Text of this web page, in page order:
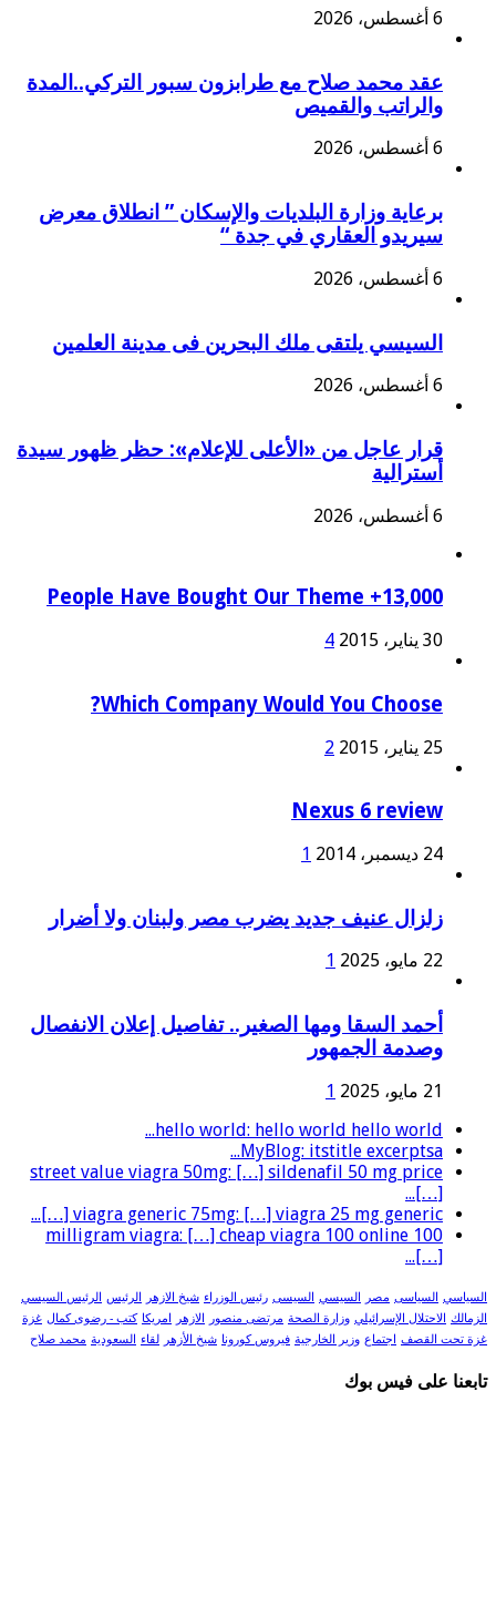
6 أغسطس، 2026
عقد محمد صلاح مع طرابزون سبور التركي..المدة
والراتب والقميص
6 أغسطس، 2026
برعاية وزارة البلديات والإسكان ” انطلاق معرض
سيريدو العقاري في جدة “
6 أغسطس، 2026
السيسي يلتقى ملك البحرين فى مدينة العلمين
6 أغسطس، 2026
قرار عاجل من «الأعلى للإعلام»: حظر ظهور سيدة
أسترالية
6 أغسطس، 2026
13,000+ People Have Bought Our Theme
30 يناير، 2015 4
Which Company Would You Choose?
25 يناير، 2015 2
Nexus 6 review
24 ديسمبر، 2014 1
زلزال عنيف جديد يضرب مصر ولبنان ولا أضرار
22 مايو، 2025 1
أحمد السقا ومها الصغير.. تفاصيل إعلان الانفصال
وصدمة الجمهور
21 مايو، 2025
1
hello world: hello world hello world...
MyBlog: itstitle excerptsa...
street value viagra 50mg: […] sildenafil 50 mg price
[…]...
viagra generic 75mg: […] viagra 25 mg generic […]...
100 milligram viagra: […] cheap viagra 100 online
[…]...
السياسي السياسى مصر السيسي السيسى رئيس الوزراء شيخ الازهر الرئيس الرئيس السيسي
الزمالك الاحتلال الإسرائيلي وزارة الصحة مرتضى منصور الازهر امريكا كتب - رضوى كمال غزة
غزة تحت القصف اجتماع وزير الخارجية فيروس كورونا شيخ الأزهر لقاء السعودية محمد صلاح
تابعنا على فيس بوك